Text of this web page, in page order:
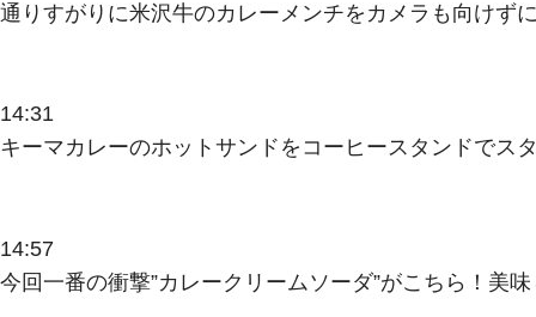
通りすがりに米沢牛のカレーメンチをカメラも向けず
14:31
キーマカレーのホットサンドをコーヒースタンドでス
14:57
今回一番の衝撃”カレークリームソーダ”がこちら！美